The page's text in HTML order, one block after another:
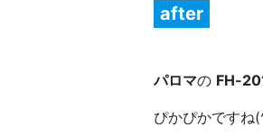
after
パロマの FH-
ぴかぴかですね